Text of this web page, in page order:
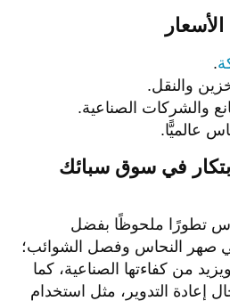
.
والنقل.
والشركات الصناعية.
عالميًّا.
في سوق سبائك
تطورًا ملحوظًا بفضل
صهر النحاس وفصل الشوائب؛
من كفاءتها الصناعية، كما
إعادة التدوير، مثل استخدام